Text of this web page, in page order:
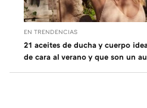
EN TRENDENCIAS
21 aceites de ducha y cuerpo
de cara al verano y que son un